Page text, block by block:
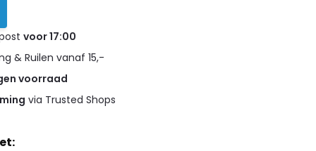
voor 17:00
& Ruilen vanaf 15,-
voorraad
via Trusted Shops